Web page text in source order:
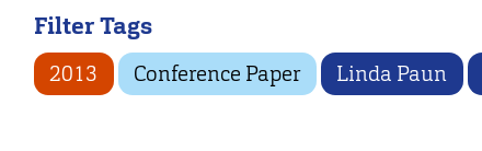
Filter Tags
2013 Conference Paper Linda Paun